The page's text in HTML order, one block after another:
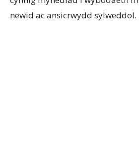
newid ac ansicrwydd sylweddol.